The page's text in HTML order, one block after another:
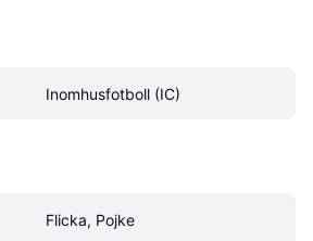
Inomhusfotboll (IC)
Flicka, Pojke